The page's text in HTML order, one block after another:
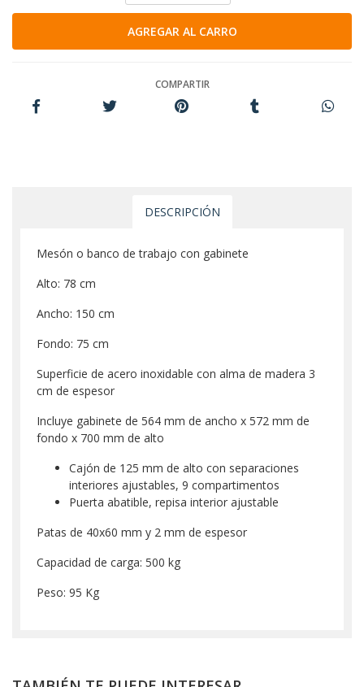
COMPARTIR
DESCRIPCIÓN
Mesón o banco de trabajo con gabinete
Alto: 78 cm
Ancho: 150 cm
Fondo: 75 cm
Superficie de acero inoxidable con alma de madera 3
cm de espesor
Incluye gabinete de 564 mm de ancho x 572 mm de
fondo x 700 mm de alto
Cajón de 125 mm de alto con separaciones
interiores ajustables, 9 compartimentos
Puerta abatible, repisa interior ajustable
Patas de 40x60 mm y 2 mm de espesor
Capacidad de carga: 500 kg
Peso: 95 Kg